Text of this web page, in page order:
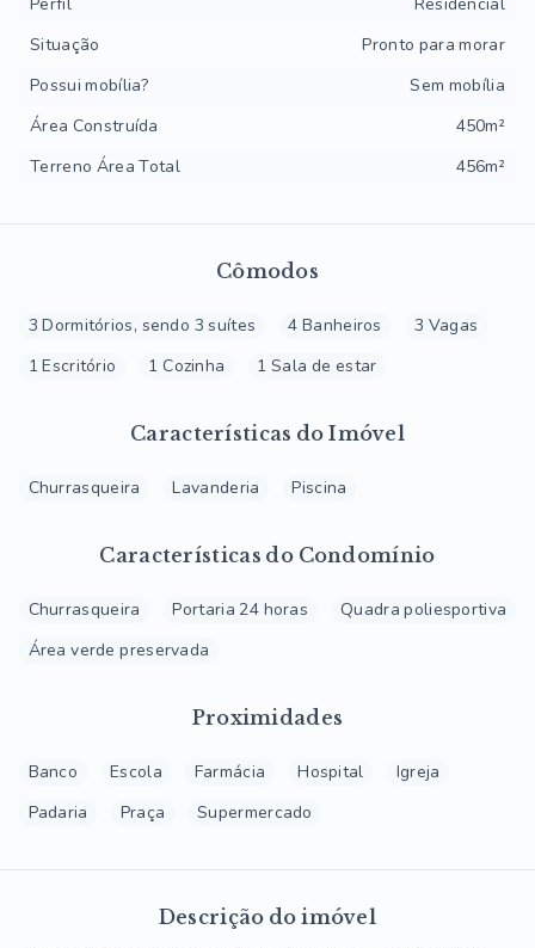
Cômodos
3 Dormitórios, sendo 3 suítes 4 Banheiros
3 Vagas
1 Escritório
1 Cozinha 1 Sala de estar
Características do Imóvel
Churrasqueira Lavanderia Piscina
Características do Condomínio
Churrasqueira Portaria 24 horas
Quadra poliesportiva
Área verde preservada
Proximidades
Banco Escola Farmácia Hospital
Igreja
Padaria
Praça Supermercado
Descrição do imóvel
Situação
Pronto para morar
Possui mobília?
Sem mobília
Área Construída
450m²
Terreno Área Total
456m²